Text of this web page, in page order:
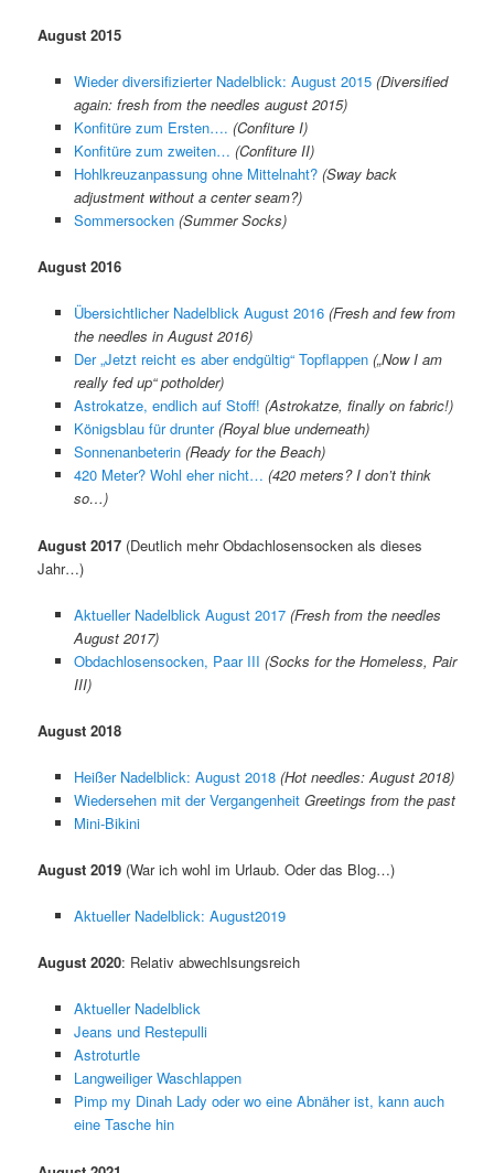
August 2015
Wieder diversifizierter Nadelblick: August 2015 (Diversified
again: fresh from the needles august 2015)
Konfitüre zum Ersten…. (Confiture I)
Konfitüre zum zweiten… (Confiture II)
Hohlkreuzanpassung ohne Mittelnaht? (Sway back
adjustment without a center seam?)
Sommersocken (Summer Socks)
August 2016
Übersichtlicher Nadelblick August 2016 (Fresh and few from
the needles in August 2016)
Der „Jetzt reicht es aber endgültig“ Topflappen („Now I am
really fed up“ potholder)
Astrokatze, endlich auf Stoff! (Astrokatze, finally on fabric!)
Königsblau für drunter (Royal blue underneath)
Sonnenanbeterin (Ready for the Beach)
420 Meter? Wohl eher nicht… (420 meters? I don’t think
so…)
August 2017 (Deutlich mehr Obdachlosensocken als dieses
Jahr…)
Aktueller Nadelblick August 2017 (Fresh from the needles
August 2017)
Obdachlosensocken, Paar III (Socks for the Homeless, Pair
III)
August 2018
Heißer Nadelblick: August 2018 (Hot needles: August 2018)
Wiedersehen mit der Vergangenheit Greetings from the past
Mini-Bikini
August 2019 (War ich wohl im Urlaub. Oder das Blog…)
Aktueller Nadelblick: August2019
August 2020: Relativ abwechlsungsreich
Aktueller Nadelblick
Jeans und Restepulli
Astroturtle
Langweiliger Waschlappen
Pimp my Dinah Lady oder wo eine Abnäher ist, kann auch
eine Tasche hin